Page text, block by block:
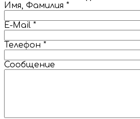
Имя, Фамилия *
E-Mail *
Телефон *
Сообщение